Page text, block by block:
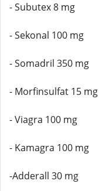
- Subutex 8 mg
- Sekonal 100 mg
- Somadril 350 mg
- Morfinsulfat 15 mg
- Viagra 100 mg
- Kamagra 100 mg
-Adderall 30 mg